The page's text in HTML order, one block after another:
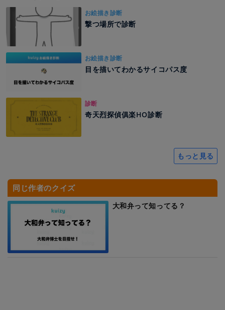
お絵描き診断
撃つ場所で診断
お絵描き診断
目を描いてわかるサイコパス度
診断
奇天烈探偵俱楽HO診断
もっと見る
同じ作者のクイズ
大和弁って知ってる？